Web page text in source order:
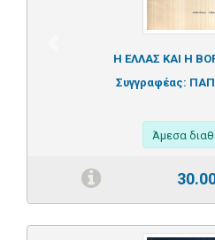
Η ΕΛΛΑΣ ΚΑΙ Η
Συγγραφέας:
Άμεσα